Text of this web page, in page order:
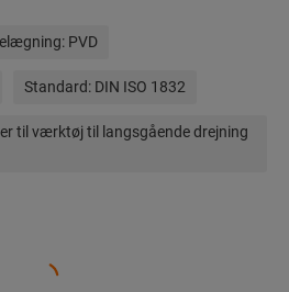
PVD
Standard: DIN ISO 1832
til værktøj til langsgående drejning